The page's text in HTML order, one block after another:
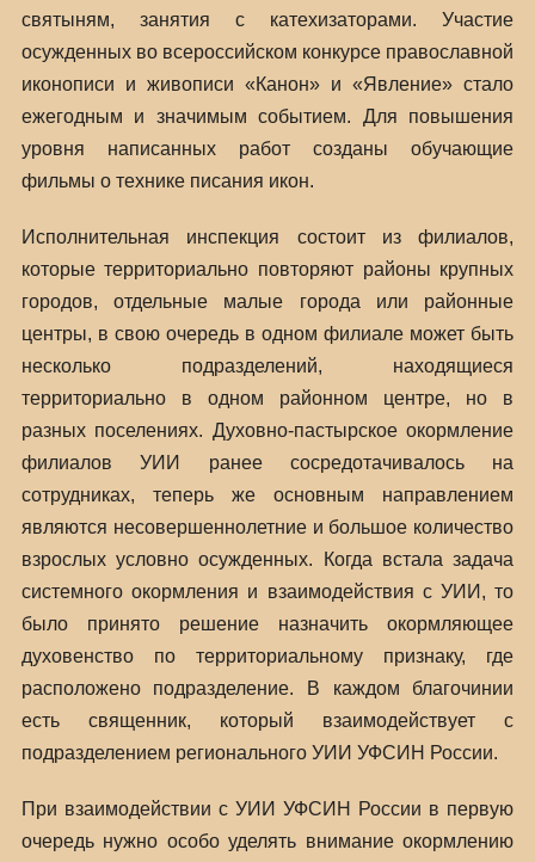
святыням, занятия с катехизаторами. Участие
осужденных во всероссийском конкурсе православной
иконописи и живописи «Канон» и «Явление» стало
ежегодным и значимым событием. Для повышения
уровня написанных работ созданы обучающие
фильмы о технике писания икон.
Исполнительная инспекция состоит из филиалов,
которые территориально повторяют районы крупных
городов, отдельные малые города или районные
центры, в свою очередь в одном филиале может быть
несколько подразделений, находящиеся
территориально в одном районном центре, но в
разных поселениях. Духовно-пастырское окормление
филиалов УИИ ранее сосредотачивалось на
сотрудниках, теперь же основным направлением
являются несовершеннолетние и большое количество
взрослых условно осужденных. Когда встала задача
системного окормления и взаимодействия с УИИ, то
было принято решение назначить окормляющее
духовенство по территориальному признаку, где
расположено подразделение. В каждом благочинии
есть священник, который взаимодействует с
подразделением регионального УИИ УФСИН России.
При взаимодействии с УИИ УФСИН России в первую
очередь нужно особо уделять внимание окормлению